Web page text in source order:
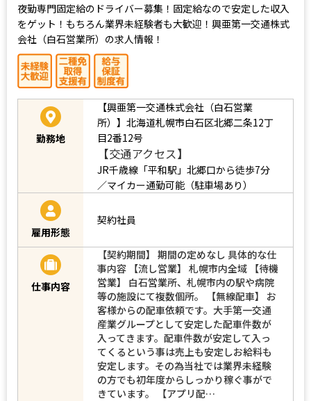
夜勤専門固定給のドライバー募集！固定給なので安定した収入
をゲット！もちろん業界未経験者も大歓迎！興亜第一交通株式
会社（白石営業所）の求人情報！
勤務地
【興亜第一交通株式会社（白石営業
所）】北海道札幌市白石区北郷二条12丁
目2番12号
【交通アクセス】
JR千歳線「平和駅」北郷口から徒歩7分
／マイカー通勤可能（駐車場あり）
雇用形態
契約社員
仕事内容
【契約期間】 期間の定めなし 具体的な仕
事内容 【流し営業】 札幌市内全域 【待機
営業】 白石営業所、札幌市内の駅や病院
等の施設にて複数個所。 【無線配車】 お
客様からの配車依頼です。大手第一交通
産業グループとして安定した配車件数が
入ってきます。配車件数が安定して入っ
てくるという事は売上も安定しお給料も
安定します。その為当社では業界未経験
の方でも初年度からしっかり稼ぐ事がで
きています。 【アプリ配…